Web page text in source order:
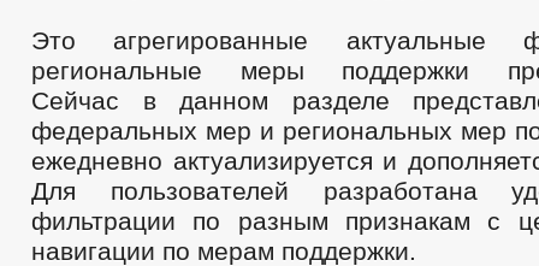
Это агрегированные актуальные
региональные меры поддержки
Сейчас в данном разделе
федеральных мер и региональных мер
ежедневно актуализируется и
Для пользователей разработана
фильтрации по разным признакам с
навигации по мерам поддержки.